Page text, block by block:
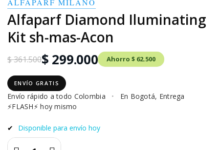
ALFAPARF MILANO
Alfaparf Diamond Iluminating
Kit sh-mas-Acon
$ 361.500$ 299.000 Ahorro $ 62.500
ENVÍO GRATIS
Envío rápido a todo Colombia •
En Bogotá, Entrega
⚡FLASH⚡ hoy mismo
✔ Disponible para envío hoy